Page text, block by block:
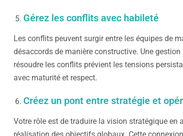
Gérez les conflits avec habileté
Les conflits peuvent surgir entre les équipes de
désaccords de manière constructive. Une
résoudre les conflits prévient les tensions
avec maturité et respect.
Créez un pont entre stratégie et
Votre rôle est de traduire la vision stratégique